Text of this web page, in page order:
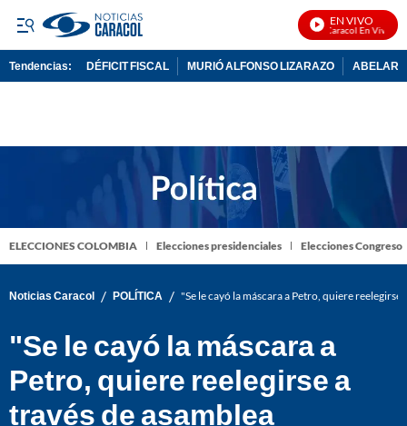
EN VIVO
Noticias Caracol En Vivo
Tendencias: DÉFICIT FISCAL MURIÓ ALFONSO LIZARAZO
ELECCIONES COLOMBIA Elecciones presidenciales Elecciones Congreso
Noticias Caracol / POLÍTICA / "Se le cayó la máscara a Petro, quiere
"Se le cayó la máscara a
Petro, quiere reelegirse a
través de asamblea